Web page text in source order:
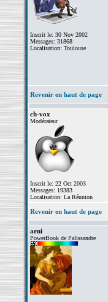
Inscrit le: 30 Nov 2002
Messages: 31868
Localisation: Toulouse
Revenir en haut de page
ch-vox
Modérateur
Inscrit le: 22 Oct 2003
Messages: 19383
Localisation: La Réunion
Revenir en haut de page
arni
PowerBook de Palissandre